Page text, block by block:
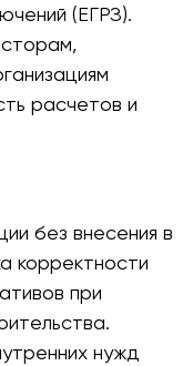
(ЕГРЗ).
расчетов и
без внесения в
корректности
при
нужд